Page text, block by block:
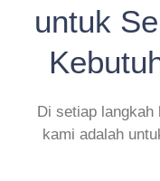
untuk
Di setiap
kami adalah